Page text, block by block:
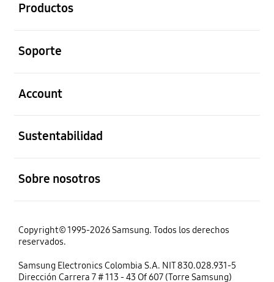
Productos
Soporte
Account
Sustentabilidad
Sobre nosotros
Copyright© 1995-2026 Samsung. Todos los derechos
reservados.
Samsung Electronics Colombia S.A. NIT 830.028.931-5
Dirección Carrera 7 # 113 - 43 Of 607 (Torre Samsung)